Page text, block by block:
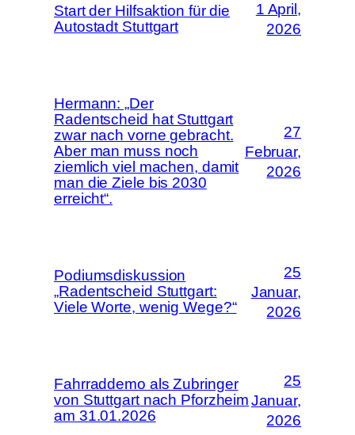
Start der Hilfsaktion für die
Autostadt Stuttgart
1 April,
2026
Hermann: „Der
Radentscheid hat Stuttgart
zwar nach vorne gebracht.
Aber man muss noch
ziemlich viel machen, damit
man die Ziele bis 2030
erreicht“.
27
Februar,
2026
Podiumsdiskussion
„Radentscheid Stuttgart:
Viele Worte, wenig Wege?“
25
Januar,
2026
Fahrraddemo als Zubringer
von Stuttgart nach Pforzheim
am 31.01.2026
25
Januar,
2026